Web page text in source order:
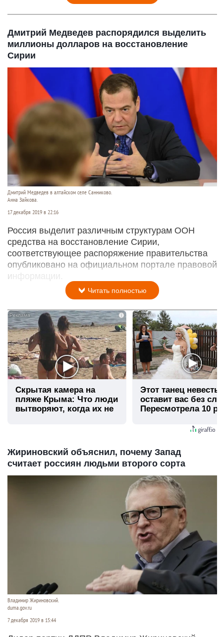
Дмитрий Медведев распорядился выделить
миллионы долларов на восстановление
Сирии
Дмитрий Медведев в алтайском селе Санниково.
Анна Зайкова.
17 декабря 2019 в 22:16
Россия выделит различным структурам ООН
средства на восстановление Сирии,
соответствующее распоряжение правительства
опубликовано на официальном портале правовой
информации.
Читать полностью
i
Скрытая камера на
пляже Крыма: Что люди
вытворяют, когда их не
Этот танец невесты
оставит вас без
Пересмотрела 10
Жириновский объяснил, почему Запад
считает россиян людьми второго сорта
Владимир Жириновский.
duma.gov.ru
7 декабря 2019 в 15:44